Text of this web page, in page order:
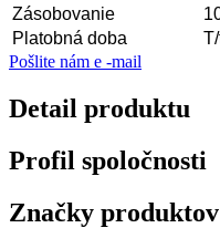
Zásobovanie
Platobná doba
Pošlite nám e -mail
Detail produktu
Profil spoločnosti
Značky produktov